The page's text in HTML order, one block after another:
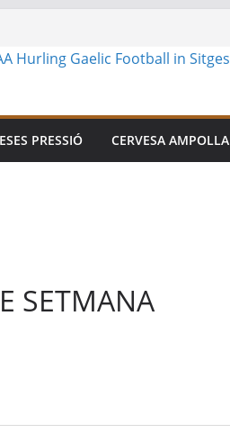
PRESSIÓ CERVESA AMPOLLA
SETMANA